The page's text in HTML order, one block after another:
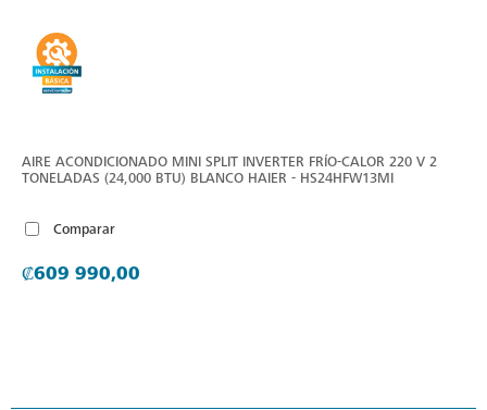
AIRE ACONDICIONADO MINI SPLIT INVERTER FRÍO-CALOR 220 V 2
TONELADAS (24,000 BTU) BLANCO HAIER - HS24HFW13MI
Comparar
₡609 990,00